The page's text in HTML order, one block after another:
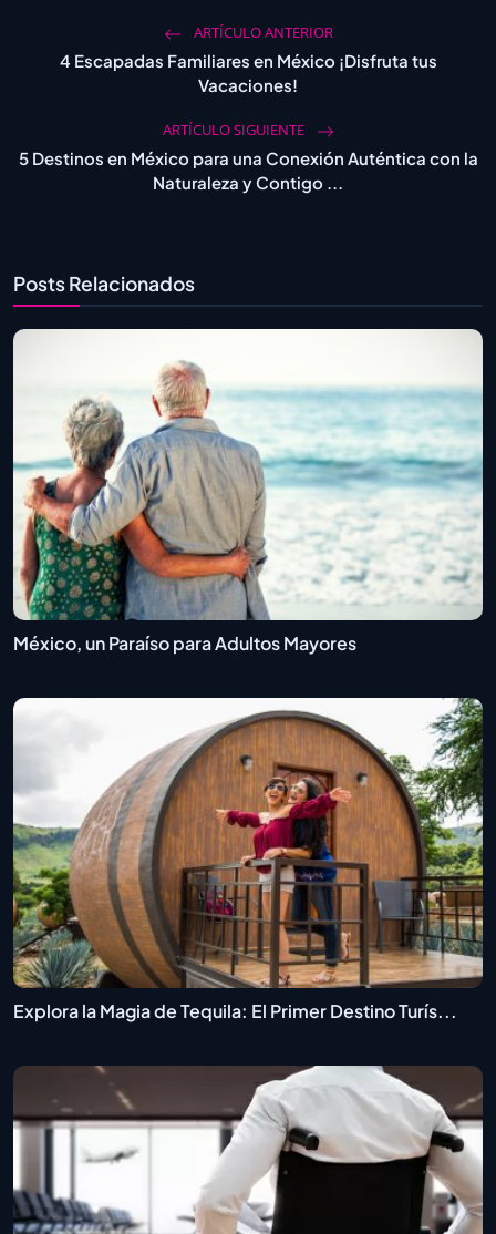
ARTÍCULO ANTERIOR
4 Escapadas Familiares en México ¡Disfruta tus
Vacaciones!
ARTÍCULO SIGUIENTE
5 Destinos en México para una Conexión Auténtica con la
Naturaleza y Contigo ...
Posts Relacionados
México, un Paraíso para Adultos Mayores
Explora la Magia de Tequila: El Primer Destino Turís...